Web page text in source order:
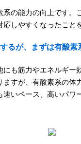
の能力の向上です。
しやすくなったこと
るが、まずは有酸素
も筋力やエネルギー
すが、有酸素系の体
いペース、高いパワ